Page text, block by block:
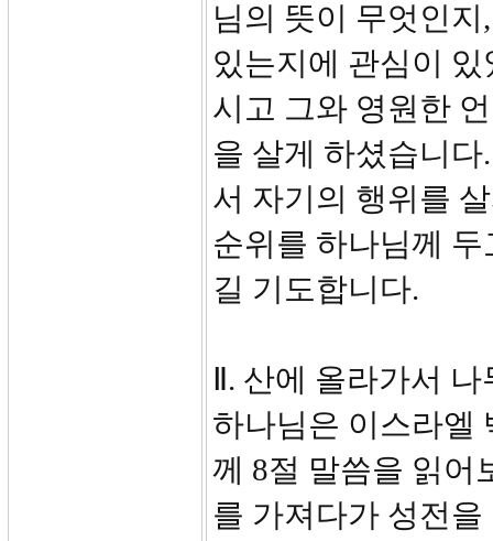
님의 뜻이 무엇인
있는지에 관심이
시고 그와 영원한
을 살게 하셨습니
서 자기의 행위를
순위를 하나님께
길 기도합니다.
Ⅱ. 산에 올라가서
하나님은 이스라엘
께 8절 말씀을 읽어
를 가져다가 성전